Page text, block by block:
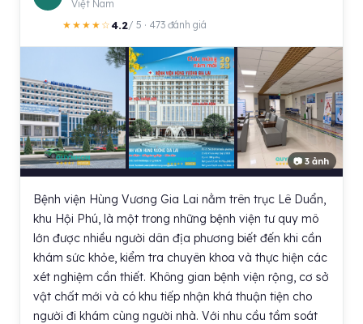
Việt Nam
★★★★☆4.2/ 5 · 473 đánh giá
📷 3 ảnh
Bệnh viện Hùng Vương Gia Lai nằm trên trục Lê Duẩn,
khu Hội Phú, là một trong những bệnh viện tư quy mô
lớn được nhiều người dân địa phương biết đến khi cần
khám sức khỏe, kiểm tra chuyên khoa và thực hiện các
xét nghiệm cần thiết. Không gian bệnh viện rộng, cơ sở
vật chất mới và có khu tiếp nhận khá thuận tiện cho
người đi khám cùng người nhà. Với nhu cầu tầm soát